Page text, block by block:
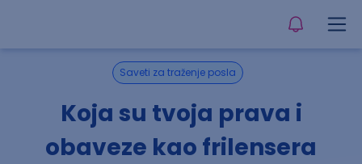
Saveti za traženje posla
Koja su tvoja prava i
obaveze kao frilensera